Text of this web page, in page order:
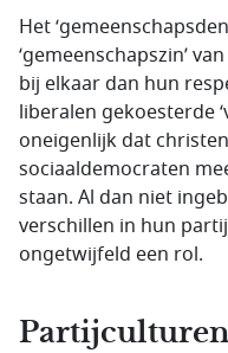
Het
‘gemeenschapszin’
bij elkaar dan hun
liberalen gekoesterde
oneigenlijk dat
sociaaldemocraten
staan. Al dan niet
verschillen in hun
ongetwijfeld een rol.
Partijculturen